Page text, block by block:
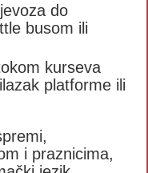
do
busom ili
kurseva
platforme ili
i praznicima,